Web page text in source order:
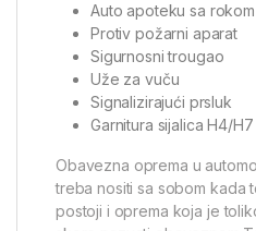
Auto apoteku sa
Protiv požarni aparat
Sigurnosni trougao
Uže za vuču
Signalizirajući prsluk
Garnitura sijalica H4/H7
Obavezna oprema u
treba nositi sa sobom kada
postoji i oprema koja je